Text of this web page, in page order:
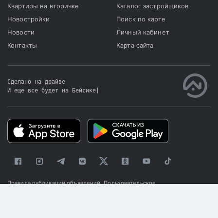
пожара.
Квартиры на вторичке
Новостройки
Новости
Контакты
Каталог застройщиков
Поиск по карте
Личный кабинет
Карта сайта
Сделано на драйве
И еще все будет на Бейсике
Правила публикации объявлений Пользовательское